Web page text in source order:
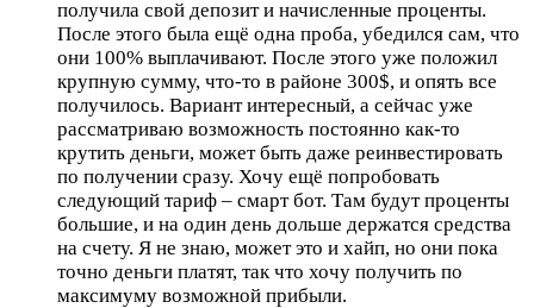
получила свой депозит и начисленные проценты.
После этого была ещё одна проба, убедился сам, что
они 100% выплачивают. После этого уже положил
крупную сумму, что-то в районе 300$, и опять все
получилось. Вариант интересный, а сейчас уже
рассматриваю возможность постоянно как-то
крутить деньги, может быть даже реинвестировать
по получении сразу. Хочу ещё попробовать
следующий тариф – смарт бот. Там будут проценты
большие, и на один день дольше держатся средства
на счету. Я не знаю, может это и хайп, но они пока
точно деньги платят, так что хочу получить по
максимуму возможной прибыли.